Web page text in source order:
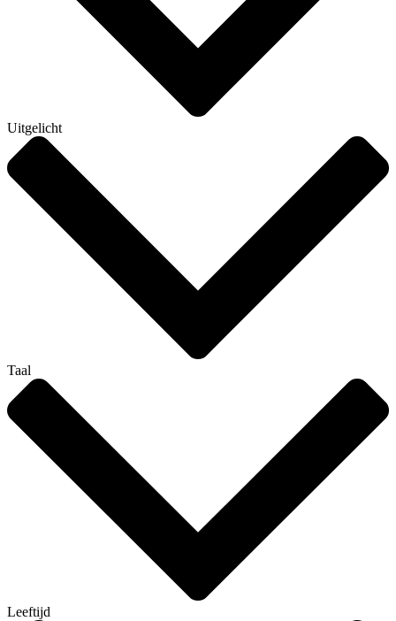
Uitgelicht
Taal
Leeftijd